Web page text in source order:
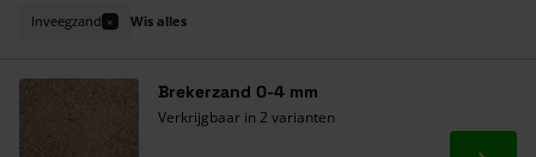
Inveegzand × Wis alles
Brekerzand 0-4 mm
Verkrijgbaar in 2 varianten